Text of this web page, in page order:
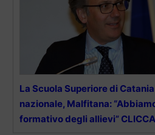
La Scuola Superiore di
nazionale, Malfitana:
formativo degli allievi” CLICCA